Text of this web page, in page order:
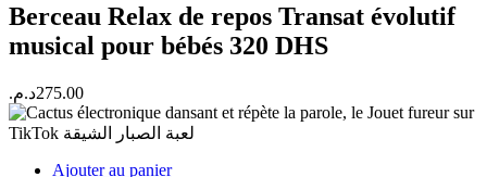
Berceau Relax de repos Transat évolutif
musical pour bébés 320 DHS
275.00د.م.
Ajouter au panier